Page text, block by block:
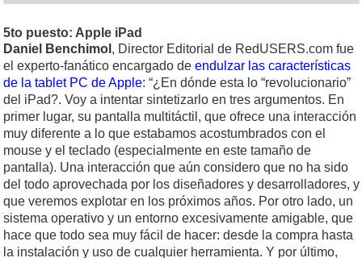
5to puesto: Apple iPad
Daniel Benchimol , Director Editorial de RedUSERS.com fue
el experto-fanático encargado de endulzar las características
de la tablet PC de Apple: “¿En dónde esta lo “revolucionario”
del iPad?. Voy a intentar sintetizarlo en tres argumentos. En
primer lugar, su pantalla multitáctil, que ofrece una interacción
muy diferente a lo que estabamos acostumbrados con el
mouse y el teclado (especialmente en este tamaño de
pantalla). Una interacción que aún considero que no ha sido
del todo aprovechada por los diseñadores y desarrolladores, y
que veremos explotar en los próximos años. Por otro lado, un
sistema operativo y un entorno excesivamente amigable, que
hace que todo sea muy fácil de hacer: desde la compra hasta
la instalación y uso de cualquier herramienta. Y por último,